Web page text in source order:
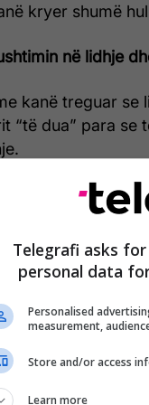
kryer shumë
në lidhje
kanë treguar se
“të dua” para se
dhe disa
të ndiheni
ekspertët janë
t’i shpenzoni
seks. Këto orë
Telegrafi asks
personal data
Personalised
measurement,
Store and/or access
Learn more